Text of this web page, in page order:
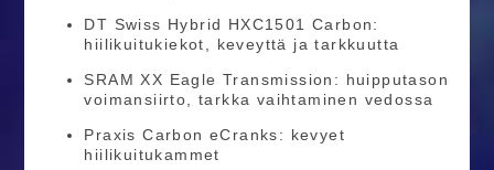
DT Swiss Hybrid HXC1501 Carbon:
hiilikuitukiekot, keveyttä ja tarkkuutta
SRAM XX Eagle Transmission: huipputason
voimansiirto, tarkka vaihtaminen vedossa
Praxis Carbon eCranks: kevyet
hiilikuitukammet